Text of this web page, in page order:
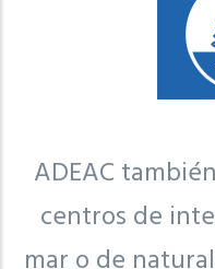
ADEAC
centros de